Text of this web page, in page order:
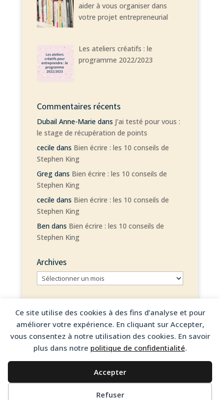
Ce site utilise des cookies à des fins d’analyse et pour
améliorer votre expérience. En cliquant sur Accepter,
vous consentez à notre utilisation des cookies. En savoir
plus dans notre politique de confidentialité.
Accepter
Refuser
aider à vous organiser dans
votre projet entrepreneurial
Les ateliers créatifs : le
programme 2022/2023
Commentaires récents
Dubail Anne-Mariedans J’ai testé pour vous :
le stage de récupération de points
ceciledans Bien écrire : les 10 conseils de
Stephen King
Gregdans Bien écrire : les 10 conseils de
Stephen King
ceciledans Bien écrire : les 10 conseils de
Stephen King
Bendans Bien écrire : les 10 conseils de
Stephen King
Archives
Archives
© 2026 Cécile Bouquet – Tous droits réservés
Politique de confidentialité